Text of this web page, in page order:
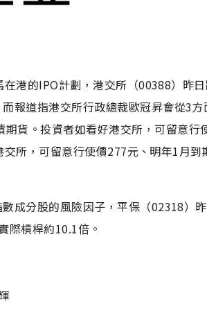
港的IPO計劃，港交所（00388）昨
報道指港交所行政總裁歐冠昇會從3方
貨。投資者如看好港交所，可留意行
所，可留意行使價277元、明年1月到
成分股的風險因子，平保（02318）
際槓桿約10.1倍。